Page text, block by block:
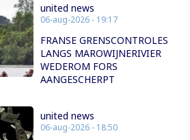
united news
06-aug-2026 - 19:17
FRANSE GRENSCONTROLES
LANGS MAROWIJNERIVIER
WEDEROM FORS
AANGESCHERPT
united news
06-aug-2026 - 18:50